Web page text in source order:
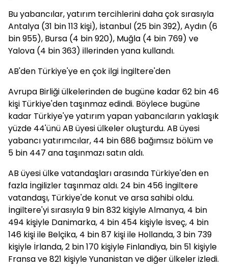
Bu yabancılar, yatırım tercihlerini daha çok sırasıyla
Antalya (31 bin 113 kişi), İstanbul (25 bin 392), Aydın (6
bin 955), Bursa (4 bin 920), Muğla (4 bin 769) ve
Yalova (4 bin 363) illerinden yana kullandı.
AB'den Türkiye'ye en çok ilgi İngiltere'den
Avrupa Birliği ülkelerinden de bugüne kadar 62 bin 46
kişi Türkiye'den taşınmaz edindi. Böylece bugüne
kadar Türkiye'ye yatırım yapan yabancıların yaklaşık
yüzde 44'ünü AB üyesi ülkeler oluşturdu. AB üyesi
yabancı yatırımcılar, 44 bin 686 bağımsız bölüm ve
5 bin 447 ana taşınmazı satın aldı.
AB üyesi ülke vatandaşları arasında Türkiye'den en
fazla İngilizler taşınmaz aldı. 24 bin 456 İngiltere
vatandaşı, Türkiye'de konut ve arsa sahibi oldu.
İngiltere'yi sırasıyla 9 bin 832 kişiyle Almanya, 4 bin
494 kişiyle Danimarka, 4 bin 454 kişiyle İsveç, 4 bin
146 kişi ile Belçika, 4 bin 87 kişi ile Hollanda, 3 bin 739
kişiyle İrlanda, 2 bin 170 kişiyle Finlandiya, bin 51 kişiyle
Fransa ve 821 kişiyle Yunanistan ve diğer ülkeler izledi.